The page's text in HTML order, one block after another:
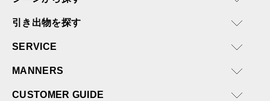
引き出物を探す
SERVICE
MANNERS
CUSTOMER GUIDE